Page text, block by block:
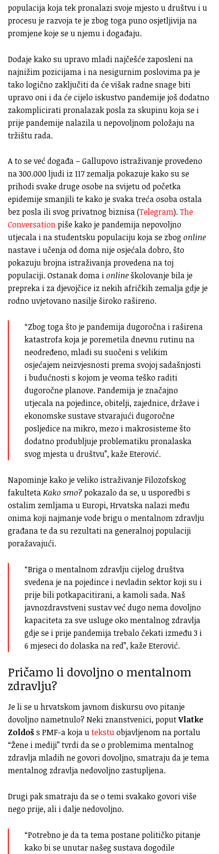
populacija koja tek pronalazi svoje mjesto u društvu i u
procesu je razvoja te je zbog toga puno osjetljivija na
promjene koje se u njemu i događaju.
Dodaje kako su upravo mladi najčešće zaposleni na
najnižim pozicijama i na nesigurnim poslovima pa je
tako logično zaključiti da će višak radne snage biti
upravo oni i da će cijelo iskustvo pandemije još dodatno
zakomplicirati pronalazak posla za skupinu koja se i
prije pandemije nalazila u nepovoljnom položaju na
tržištu rada.
A to se već događa – Gallupovo istraživanje provedeno
na 300.000 ljudi iz 117 zemalja pokazuje kako su se
prihodi svake druge osobe na svijetu od početka
epidemije smanjili te kako je svaka treća osoba ostala
bez posla ili svog privatnog biznisa (Telegram).The
Conversationpiše kako je pandemija nepovoljno
utjecala i na studentsku populaciju koja se zbog online
nastave i učenja od doma nije osjećala dobro, što
pokazuju brojna istraživanja provedena na toj
populaciji. Ostanak doma ionline školovanje bila je
prepreka i za djevojčice iz nekih afričkih zemalja gdje je
rodno uvjetovano nasilje široko rašireno.
“Zbog toga što je pandemija dugoročna i raširena
katastrofa koja je poremetila dnevnu rutinu na
neodređeno, mladi su suočeni s velikim
osjećajem neizvjesnosti prema svojoj sadašnjosti
i budućnosti s kojom je veoma teško raditi
dugoročne planove. Pandemija je značajno
utjecala na pojedince, obitelji, zajednice, države i
ekonomske sustave stvarajući dugoročne
posljedice na mikro, mezo i makrosisteme što
dodatno produbljuje problematiku pronalaska
svog mjesta u društvu”, kaže Eterović.
Napominje kako je veliko istraživanje Filozofskog
fakultetaKako smo?pokazalo da se, u usporedbi s
ostalim zemljama u Europi, Hrvatska nalazi među
onima koji najmanje vode brigu o mentalnom zdravlju
građana te da su rezultati na generalnoj populaciji
poražavajući.
“Briga o mentalnom zdravlju cijelog društva
svedena je na pojedince i nevladin sektor koji su i
prije bili potkapacitirani, a kamoli sada. Naš
javnozdravstveni sustav već dugo nema dovoljno
kapaciteta za sve usluge oko mentalnog zdravlja
gdje se i prije pandemija trebalo čekati između 3 i
6 mjeseci do dolaska na red”, kaže Eterović.
Pričamo li dovoljno o mentalnom
zdravlju?
Je li se u hrvatskom javnom diskursu ovo pitanje
dovoljno nametnulo? Neki znanstvenici, poputVlatke
Zoldošs PMF-a koja utekstuobjavljenom na portalu
“Žene i mediji” tvrdi da se o problemima mentalnog
zdravlja mladih ne govori dovoljno, smatraju da je tema
mentalnog zdravlja nedovoljno zastupljena.
Drugi pak smatraju da se o temi svakako govori više
nego prije, ali i dalje nedovoljno.
“Potrebno je da ta tema postane političko pitanje
kako bi se unutar našeg sustava dogodile